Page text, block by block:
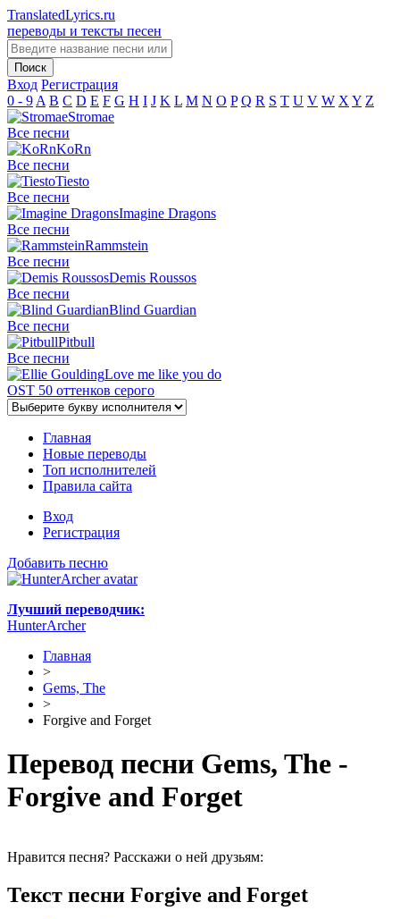
TranslatedLyrics.ru
переводы и тексты песен
Вход Регистрация
0 - 9 A B C D E F G H I J K L M N O P Q R S T U V W X Y Z
Stromae
Все песни
KoRn
Все песни
Tiesto
Все песни
Imagine Dragons
Все песни
Rammstein
Все песни
Demis Roussos
Все песни
Blind Guardian
Все песни
Pitbull
Все песни
Love me like you do
OST 50 оттенков серого
Главная
Новые переводы
Топ исполнителей
Правила сайта
Вход
Регистрация
Добавить песню
Лучший переводчик:
HunterArcher
Главная
>
Gems, The
>
Forgive and Forget
Перевод песни Gems, The -
Forgive and Forget
Нравится песня? Расскажи о ней друзьям:
Текст песни Forgive and Forget